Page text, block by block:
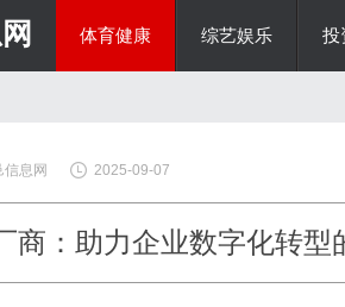
体育健康 综艺娱乐 投
信息网 2025-09-07
商：助力企业数字化转型